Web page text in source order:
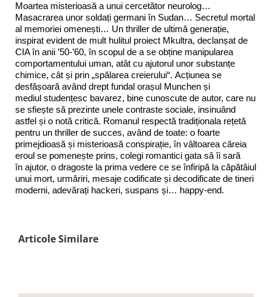
Moartea misterioasă a unui cercetător neurolog…
Masacrarea unor soldați germani în Sudan… Secretul mortal
al memoriei omenești… Un thriller de ultimă generație,
inspirat evident de mult hulitul proiect Mkultra, declanșat de
CIA în anii ’50-’60, în scopul de a se obține manipularea
comportamentului uman, atât cu ajutorul unor substanțe
chimice, cât și prin „spălarea creierului“. Acțiunea se
desfășoară având drept fundal orașul Munchen și
mediul studențesc bavarez, bine cunoscute de autor, care nu
se sfiește să prezinte unele contraste sociale, insinuând
astfel și o notă critică. Romanul respectă tradiționala rețetă
pentru un thriller de succes, având de toate: o foarte
primejdioasă și misterioasă conspirație, în vâltoarea căreia
eroul se pomenește prins, colegi romantici gata să îi sară
în ajutor, o dragoste la prima vedere ce se înfiripă la căpătâiul
unui mort, urmăriri, mesaje codificate și decodificate de tineri
moderni, adevărați hackeri, suspans și… happy-end.
Articole Similare